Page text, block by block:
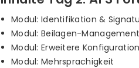
Modul: Identifikation &
Modul: Beilagen-Management
Modul: Erweitere
Modul: Mehrsprachigkeit